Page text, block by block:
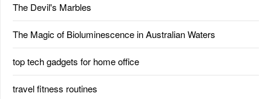
The Devil's Marbles
The Magic of Bioluminescence in Australian Waters
top tech gadgets for home office
travel fitness routines